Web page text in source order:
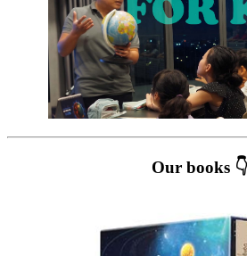
Our books 👇